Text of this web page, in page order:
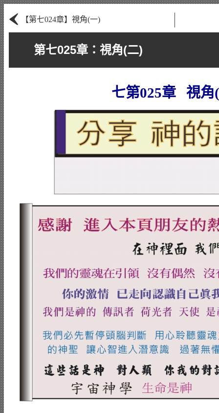
‹ 【第七024章】視角(一)
第七025章：視角(二)
七第025章 視角